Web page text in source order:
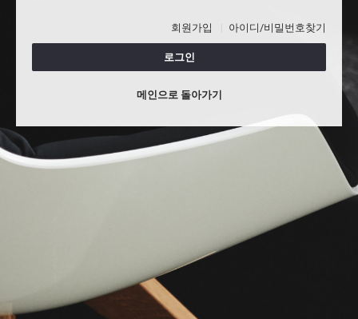
회원가입 아이디/비밀번호찾기
로그인
메인으로 돌아가기